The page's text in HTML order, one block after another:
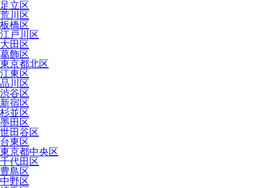
足立区
荒川区
板橋区
江戸川区
大田区
葛飾区
東京都北区
江東区
品川区
渋谷区
新宿区
杉並区
墨田区
世田谷区
台東区
東京都中央区
千代田区
豊島区
中野区